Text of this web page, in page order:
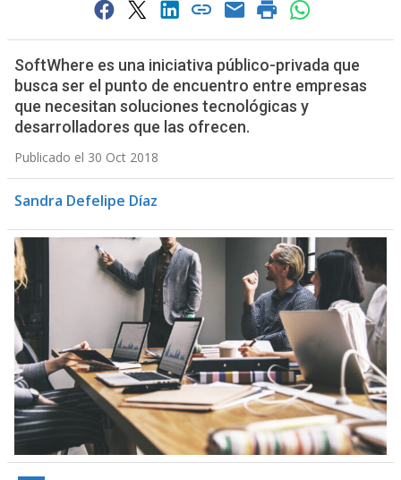
SoftWhere es una iniciativa público-privada que
busca ser el punto de encuentro entre empresas
que necesitan soluciones tecnológicas y
desarrolladores que las ofrecen.
Publicado el 30 Oct 2018
Sandra Defelipe Díaz